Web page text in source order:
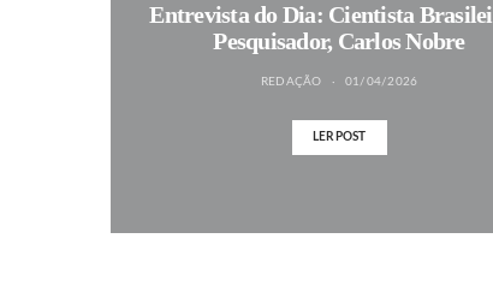
Entrevista do Dia: Cientista
Pesquisador, Carlos Nobre
REDAÇÃO 01/04/2026
LER POST